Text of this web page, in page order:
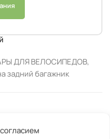
ДЛЯ ВЕЛОСИПЕДОВ,
задний багажник